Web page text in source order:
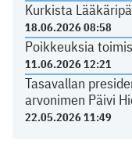
Kurkista
18.06.2026 08:58
Poikkeuksia
11.06.2026 12:21
Tasavallan
arvonimen Päivi
22.05.2026 11:49